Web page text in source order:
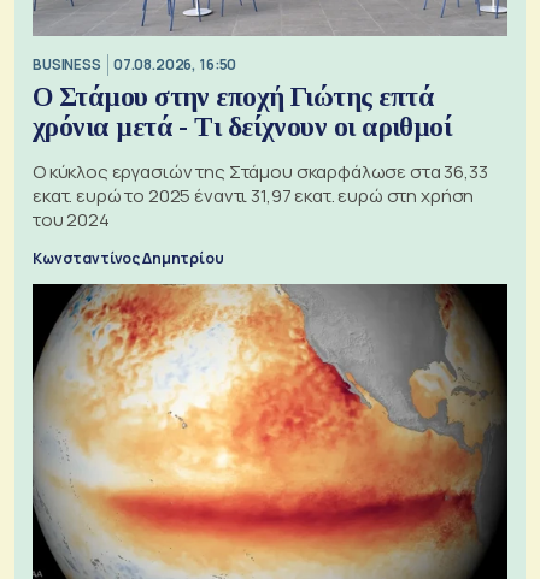
BUSINESS 07.08.2026, 16:50
Ο Στάμου στην εποχή Γιώτης επτά
χρόνια μετά - Τι δείχνουν οι αριθμοί
Ο κύκλος εργασιών της Στάμου σκαρφάλωσε στα 36,33
εκατ. ευρώ το 2025 έναντι 31,97 εκατ. ευρώ στη χρήση
του 2024
Κωνσταντίνος Δημητρίου